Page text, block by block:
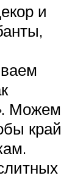
и
Можем
край